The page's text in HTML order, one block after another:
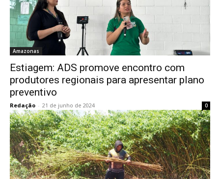
Amazonas
Estiagem: ADS promove encontro com
produtores regionais para apresentar plano
preventivo
Redação - 21 de junho de 2024 0